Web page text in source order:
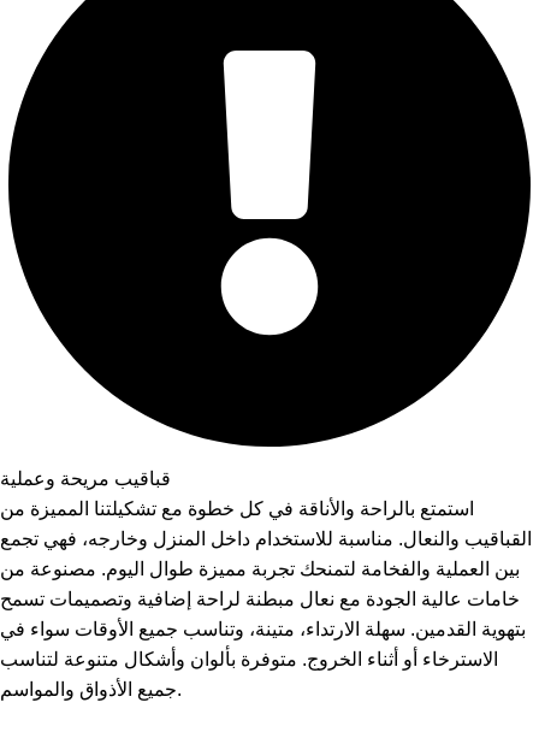
قباقيب مريحة وعملية
استمتع بالراحة والأناقة في كل خطوة مع تشكيلتنا المميزة من
القباقيب والنعال. مناسبة للاستخدام داخل المنزل وخارجه، فهي تجمع
بين العملية والفخامة لتمنحك تجربة مميزة طوال اليوم. مصنوعة من
خامات عالية الجودة مع نعال مبطنة لراحة إضافية وتصميمات تسمح
بتهوية القدمين. سهلة الارتداء، متينة، وتناسب جميع الأوقات سواء في
الاسترخاء أو أثناء الخروج. متوفرة بألوان وأشكال متنوعة لتناسب
جميع الأذواق والمواسم.